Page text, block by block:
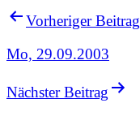
Vorheriger Beitrag
Mo, 29.09.2003
Nächster Beitrag